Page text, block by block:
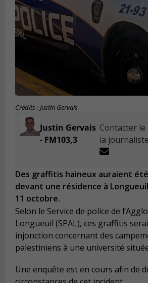
Crédits : Justin Gervais
Justin Gervais
- FM103,3
Contacter le
la
Des graffitis haineux auraient
devant une résidence à
11 octobre.
Selon le Service de police de
Longueuil (SPAL), ces graffitis
injonction concernant des
palestiniens à une université
Une enquête est en cours afin de